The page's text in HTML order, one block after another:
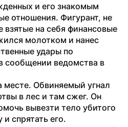
и его знакомым
отношения. Фигурант, не
взятые на себя финансовые
молотком и нанес
удары по
сообщении ведомства в
Обвиняемый угнал
в лес и там сжег. Он
вывезти тело убитого
спрятать его.